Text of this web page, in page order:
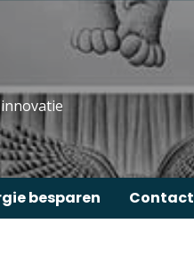
besparen Contact